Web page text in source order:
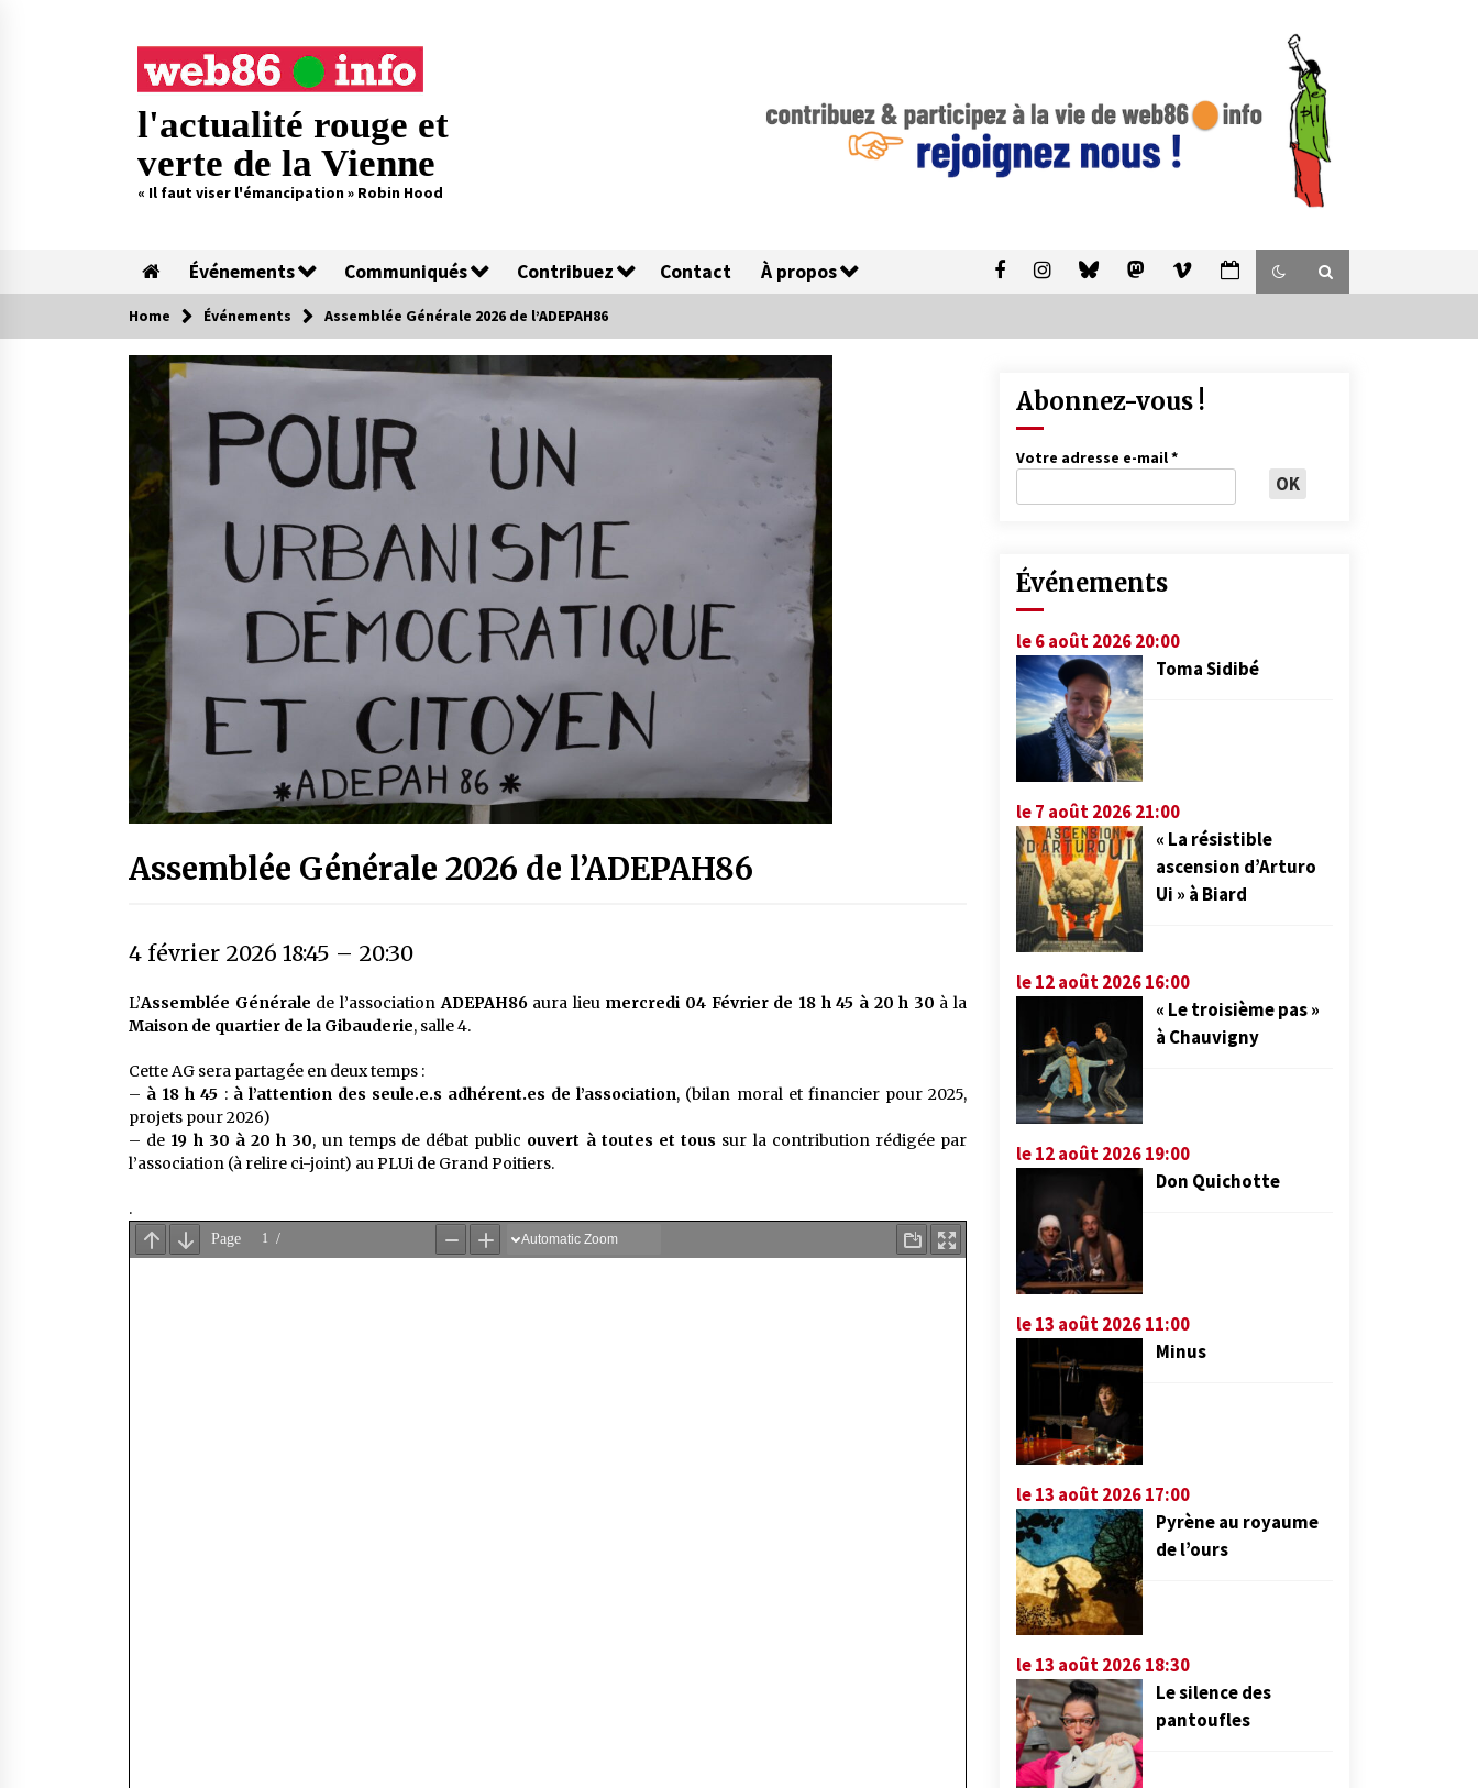
l'actualité rouge et
verte de la Vienne
« Il faut viser l'émancipation » Robin Hood
Événements Communiqués Contribuez Contact À propos
Home Événements Assemblée Générale 2026 de l’ADEPAH86
Assemblée Générale 2026 de l’ADEPAH86
4 février 2026 18:45 – 20:30
L’Assemblée Générale de l’associationADEPAH86aura lieu mercredi 04 Février de 18 h 45 à 20 h 30 à la
Maison de quartier de la Gibauderie, salle 4.
Cette AG sera partagée en deux temps :
– à 18 h 45 : à l’attention des seule.e.s adhérent.es de l’association, (bilan moral et financier pour 2025,
projets pour 2026)
– de 19 h 30 à 20 h 30, un temps de débat public ouvert à toutes et tous sur la contribution rédigée par
l’association (à relire ci-joint) au PLUi de Grand Poitiers.
.
Abonnez-vous !
Votre adresse e-mail*
Événements
le 6 août 2026 20:00
Toma Sidibé
le 7 août 2026 21:00
« La résistible
ascension d’Arturo
Ui » à Biard
le 12 août 2026 16:00
« Le troisième pas »
à Chauvigny
le 12 août 2026 19:00
Don Quichotte
le 13 août 2026 11:00
Minus
le 13 août 2026 17:00
Pyrène au royaume
de l’ours
le 13 août 2026 18:30
Le silence des
pantoufles